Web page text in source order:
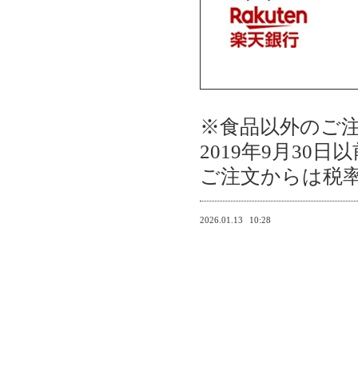
※食品以外のご
2019年9 月 30 日
ご注文からは税
2026.01.13 10:28